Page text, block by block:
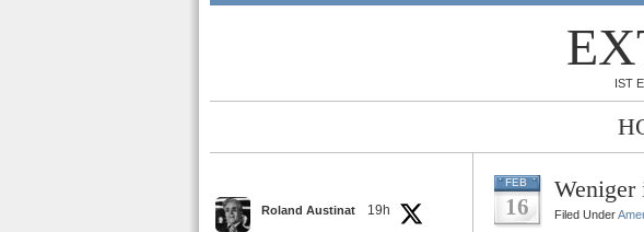
IST
Roland Austinat 19h
FEB
16
Weniger
Filed Under